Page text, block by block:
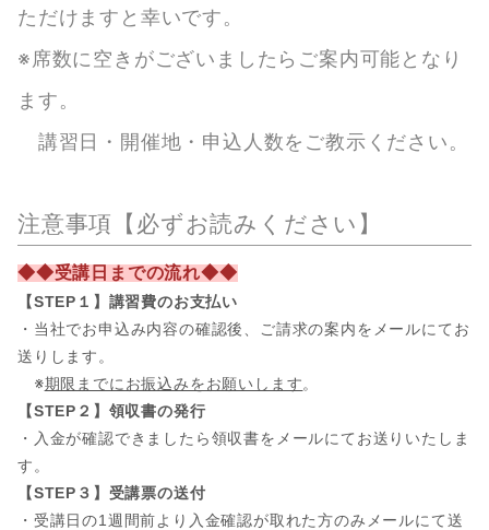
ただけますと幸いです。
※席数に空きがございましたらご案内可能となり
ます。
講習日・開催地・申込人数をご教示ください。
注意事項【必ずお読みください】
◆◆受講日までの流れ◆◆
【STEP１】講習費のお支払い
・当社でお申込み内容の確認後、ご請求の案内をメールにてお
送りします。
※期限までにお振込みをお願いします。
【STEP２】領収書の発行
・入金が確認できましたら領収書をメールにてお送りいたしま
す。
【STEP３】受講票の送付
・受講日の1週間前より入金確認が取れた方のみメールにて送